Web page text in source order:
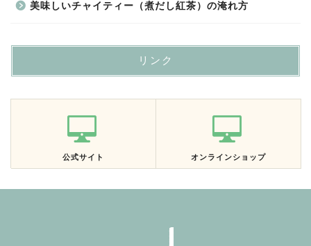
美味しいチャイティー（煮だし紅茶）の淹れ方
リンク
公式サイト オンラインショップ